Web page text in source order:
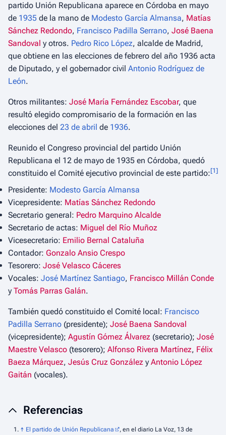
partido Unión Republicana aparece en Córdoba en mayo
de 1935 de la mano de Modesto García Almansa, Matías
Sánchez Redondo, Francisco Padilla Serrano, José Baena
Sandoval y otros. Pedro Rico López, alcalde de Madrid,
que obtiene en las elecciones de febrero del año 1936 acta
de Diputado, y el gobernador civil Antonio Rodríguez de
León.
Otros militantes: José María Fernández Escobar, que
resultó elegido compromisario de la formación en las
elecciones del 23 de abril de 1936.
Reunido el Congreso provincial del partido Unión
Republicana el 12 de mayo de 1935 en Córdoba, quedó
constituido el Comité ejecutivo provincial de este partido:[1]
Presidente: Modesto García Almansa
Vicepresidente: Matías Sánchez Redondo
Secretario general: Pedro Marquino Alcalde
Secretario de actas: Miguel del Río Muñoz
Vicesecretario: Emilio Bernal Cataluña
Contador: Gonzalo Ansio Crespo
Tesorero: José Velasco Cáceres
Vocales: José Martínez Santiago, Francisco Millán Conde
yTomás Parras Galán.
También quedó constituido el Comité local: Francisco
Padilla Serrano (presidente); José Baena Sandoval
(vicepresidente); Agustín Gómez Álvarez (secretario); José
Maestre Velasco (tesorero); Alfonso Rivera Martínez, Félix
Baeza Márquez, Jesús Cruz González yAntonio López
Gaitán (vocales).
Referencias
↑ El partido de Unión Republicana , en el diario La Voz, 13 de